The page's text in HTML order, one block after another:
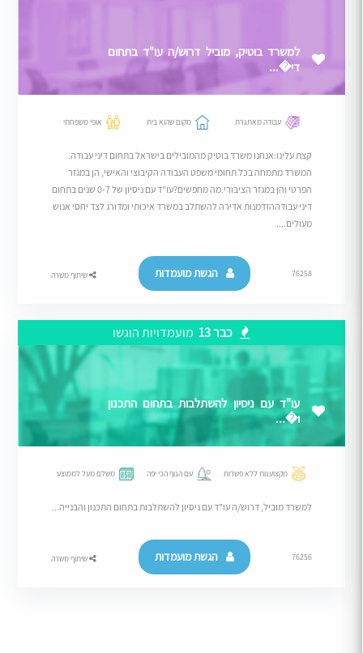
למשרד בוטיק, מוביל דרוש/ה עו"ד בתחום
די�...
עבודה מאתגרת מקום שהוא בית אופי משפחתי
קצת עלינו:אנחנו משרד בוטיק מהמובילים בישראל בתחום דיני עבודה.
המשרד מתמחה בכל תחומי משפט העבודה הקיבוצי והאישי, הן במגזר
הפרטי והן במגזר הציבורי.מה מחפשים?עו"ד עם ניסיון של 0-7 שנים בתחום
דיני עבודההזדמנות אדירה להשתלב במשרד איכותי ומדורג לצד יחסי אנוש
מעולים....
76258 הגשת מועמדות שיתוף משרה
כבר 13 מועמדויות הוגשו
עו"ד עם ניסיון להשתלבות בתחום התכנון
ו�...
מקצוענות ללא פשרות עם הנוף הכי יפה משלם מעל לממוצע
למשרד מוביל, דרוש/ה עו"ד עם ניסיון להשתלבות בתחום התכנון והבנייה...
76256 הגשת מועמדות שיתוף משרה